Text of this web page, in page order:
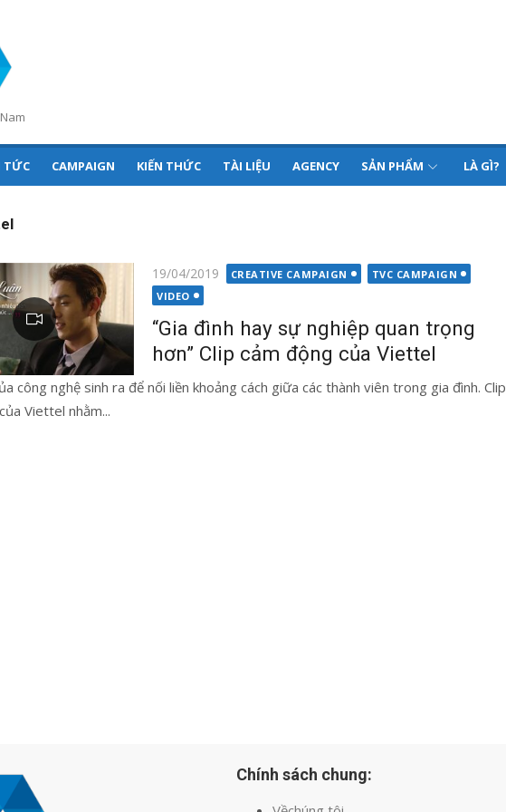
TỨC CAMPAIGN KIẾN THỨC TÀI LIỆU AGENCY SẢN PHẨM LÀ GÌ?
Đăng
vào
19/04/2019 CREATIVE CAMPAIGN
TVC CAMPAIGN
VIDEO
“Gia đình hay sự nghiệp quan trọng
hơn” Clip cảm động của Viettel
công nghệ sinh ra để nối liền khoảng cách giữa các thành viên trong gia đình. Clip
Viettel nhằm...
Chính sách chung: